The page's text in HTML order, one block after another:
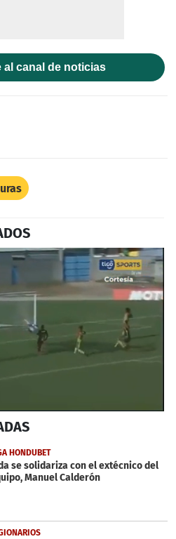
al canal de noticias
HONDUBET
se solidariza con el extécnico del
Manuel Calderón